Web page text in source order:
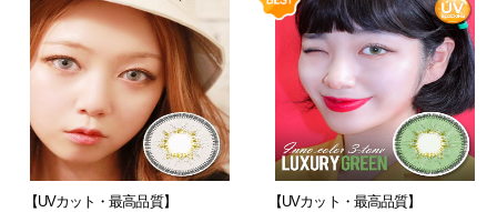
【UVカット・最高品質】
【UVカット・最高品質】